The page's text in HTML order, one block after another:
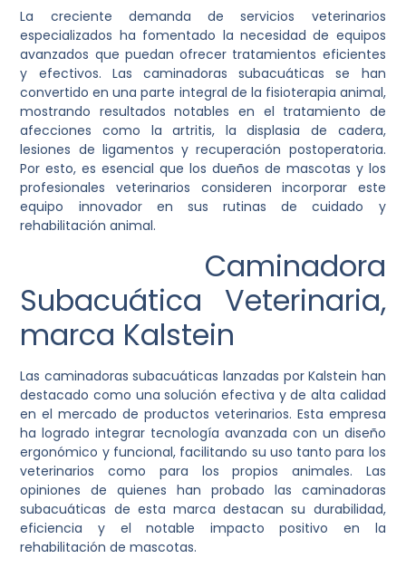
La creciente demanda de servicios veterinarios
especializados ha fomentado la necesidad de equipos
avanzados que puedan ofrecer tratamientos eficientes
y efectivos. Las caminadoras subacuáticas se han
convertido en una parte integral de la fisioterapia animal,
mostrando resultados notables en el tratamiento de
afecciones como la artritis, la displasia de cadera,
lesiones de ligamentos y recuperación postoperatoria.
Por esto, es esencial que los dueños de mascotas y los
profesionales veterinarios consideren incorporar este
equipo innovador en sus rutinas de cuidado y
rehabilitación animal.
Caminadora
Subacuática Veterinaria,
marca Kalstein
Las caminadoras subacuáticas lanzadas por Kalstein han
destacado como una solución efectiva y de alta calidad
en el mercado de productos veterinarios. Esta empresa
ha logrado integrar tecnología avanzada con un diseño
ergonómico y funcional, facilitando su uso tanto para los
veterinarios como para los propios animales. Las
opiniones de quienes han probado las caminadoras
subacuáticas de esta marca destacan su durabilidad,
eficiencia y el notable impacto positivo en la
rehabilitación de mascotas.